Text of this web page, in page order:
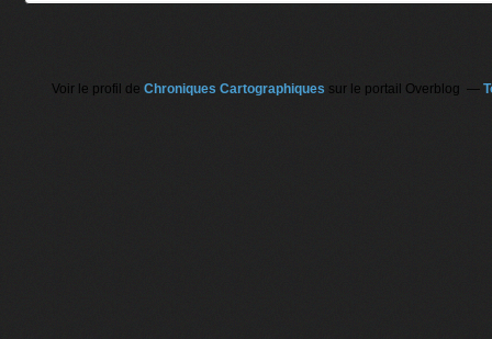
Voir le profil de Chroniques Cartographiques sur le portail Overblog